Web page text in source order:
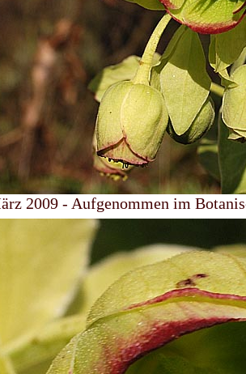
2009 - Aufgenommen im